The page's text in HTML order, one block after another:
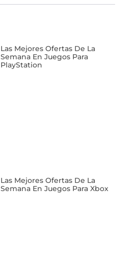
Las Mejores Ofertas De La
Semana En Juegos Para
PlayStation
Las Mejores Ofertas De La
Semana En Juegos Para Xbox